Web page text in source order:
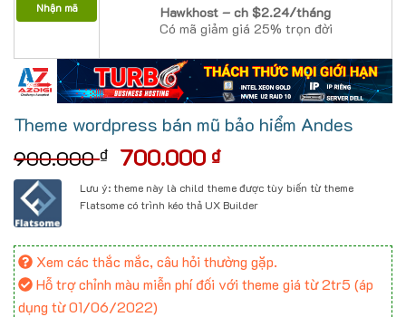
Nhận mã
Hawkhost – ch $2.24/tháng
Có mã giảm giá 25% trọn đời
Theme wordpress bán mũ bảo hiểm Andes
900.000₫ Giá
gốc
là:
700.000 ₫Giá
hiện
tại
700.000 ₫.
Lưu ý: theme này là child theme được tùy biến từ theme
Flatsome có trình kéo thả UX Builder
Xem các thắc mắc, câu hỏi thường gặp.
Hỗ trợ chỉnh màu miễn phí đối với theme giá từ 2tr5 (áp
dụng từ 01/06/2022)